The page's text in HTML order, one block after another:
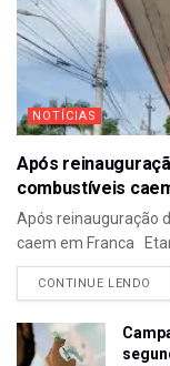
NOTÍCIAS
Após
combustíveis
Após reinauguração
caem em Franca
CONTINUE LENDO